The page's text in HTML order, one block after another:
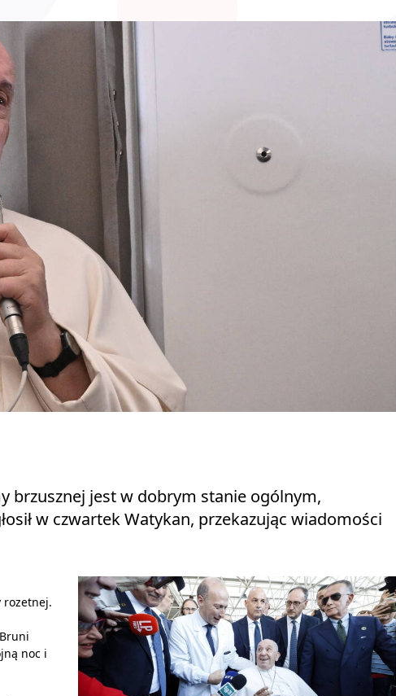
brzusznej jest w dobrym stanie ogólnym,
w czwartek Watykan, przekazując wiadomości
rozetnej.
noc i